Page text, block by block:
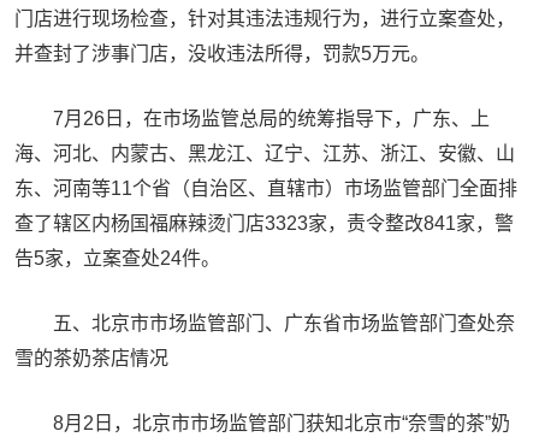
门店进行现场检查，针对其违法违规行为，进行立案查处，
并查封了涉事门店，没收违法所得，罚款5万元。
7月26日，在市场监管总局的统筹指导下，广东、上
海、河北、内蒙古、黑龙江、辽宁、江苏、浙江、安徽、山
东、河南等11个省（自治区、直辖市）市场监管部门全面排
查了辖区内杨国福麻辣烫门店3323家，责令整改841家，警
告5家，立案查处24件。
五、北京市市场监管部门、广东省市场监管部门查处奈
雪的茶奶茶店情况
8月2日，北京市市场监管部门获知北京市“奈雪的茶”奶